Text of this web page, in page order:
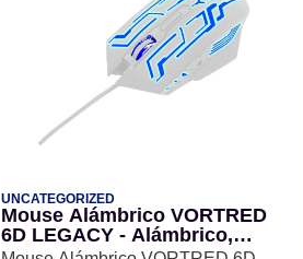
UNCATEGORIZED
Mouse Alámbrico VORTRED
6D LEGACY - Alámbrico,
Juego, 800/1600/2400/3600